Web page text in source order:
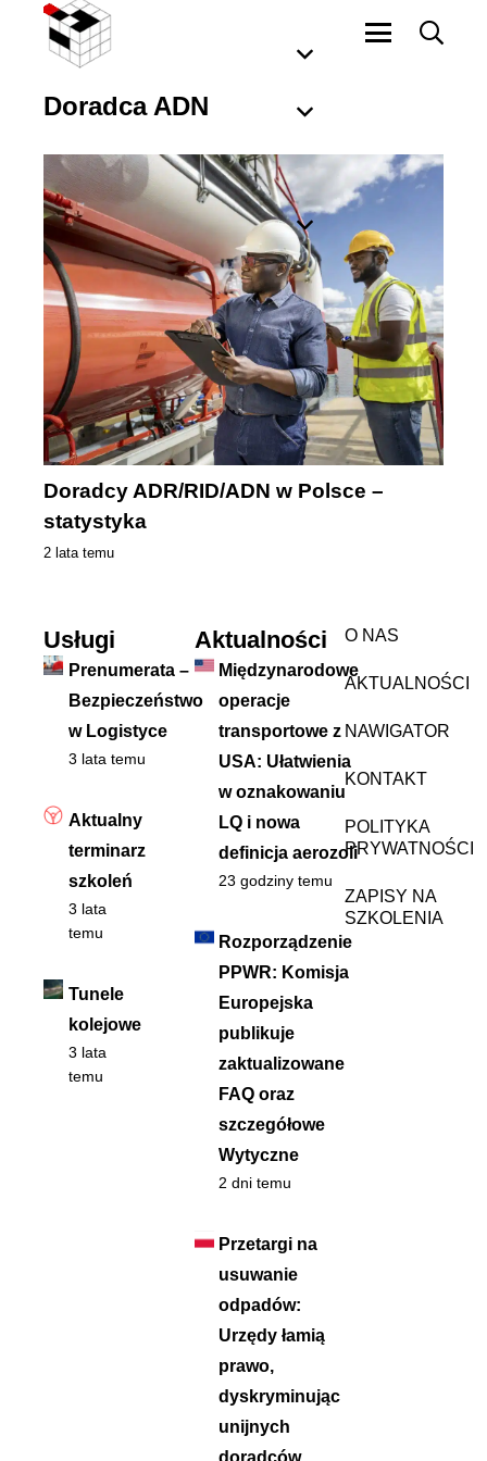
Doradca ADN
Doradcy ADR/RID/ADN w Polsce –
statystyka
2 lata temu
Usługi
Prenumerata –
Bezpieczeństwo
w Logistyce
3 lata temu
Aktualny
terminarz
szkoleń
3 lata
temu
Tunele
kolejowe
3 lata
temu
Aktualności
Międzynarodowe
operacje
transportowe z
USA: Ułatwienia
w oznakowaniu
LQ i nowa
definicja aerozoli
23 godziny temu
Rozporządzenie
PPWR: Komisja
Europejska
publikuje
zaktualizowane
FAQ oraz
szczegółowe
Wytyczne
2 dni temu
Przetargi na
usuwanie
odpadów:
Urzędy łamią
prawo,
dyskryminując
unijnych
doradców
O NAS
AKTUALNOŚCI
NAWIGATOR
KONTAKT
POLITYKA
PRYWATNOŚCI
ZAPISY NA
SZKOLENIA